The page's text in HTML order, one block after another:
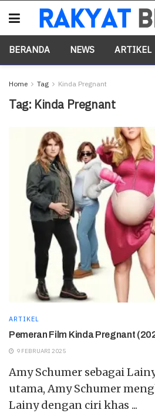
BERANDA NEWS ARTIKEL
Home Tag Kinda Pregnant
Tag: Kinda Pregnant
ARTIKEL
Pemeran Film Kinda Pregnant
9 FEBRUARI 2025
Amy Schumer sebagai
utama, Amy Schumer
Lainy dengan ciri khas ...